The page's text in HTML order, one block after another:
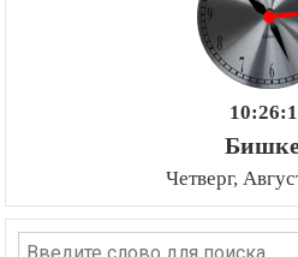
Четверг,